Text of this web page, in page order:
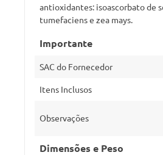
antioxidantes: isoascorbato de
tumefaciens e zea mays.
Importante
SAC do Fornecedor
Itens Inclusos
Observações
Dimensões e Peso